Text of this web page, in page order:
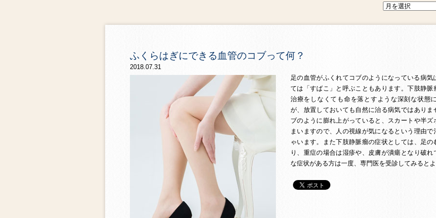
ふくらはぎにできる血管のコブって何？
2018.07.31
足の血管がふくれてコブのようになっている病
ては「すばこ」と呼ぶこともあります。下肢静
治療をしなくても命を落とすような深刻な状態
が、放置しておいても自然に治る病気ではあり
ブのように膨れ上がっていると、スカートや半
まいますので、人の視線が気になるという理由
ゃいます。また下肢静脈瘤の症状としては、足
り、重症の場合は湿疹や、皮膚が潰瘍となり破
な症状がある方は一度、専門医を受診してみると